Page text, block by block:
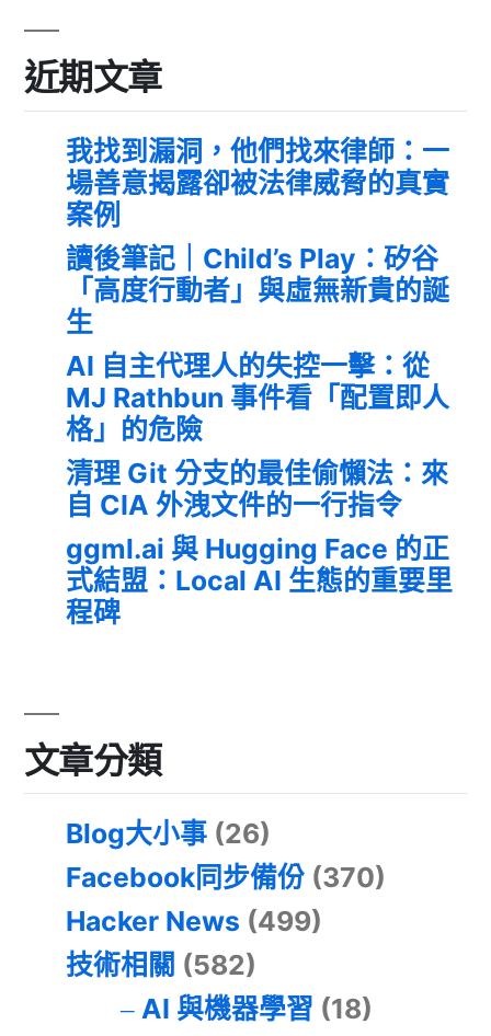
近期文章
我找到漏洞，他們找來律師：一
場善意揭露卻被法律威脅的真實
案例
讀後筆記｜Child’s Play：矽谷
「高度行動者」與虛無新貴的誕
生
AI 自主代理人的失控一擊：從
MJ Rathbun 事件看「配置即人
格」的危險
清理 Git 分支的最佳偷懶法：來
自 CIA 外洩文件的一行指令
ggml.ai 與 Hugging Face 的正
式結盟：Local AI 生態的重要里
程碑
文章分類
Blog大小事 (26)
Facebook同步備份 (370)
Hacker News (499)
技術相關 (582)
AI 與機器學習 (18)